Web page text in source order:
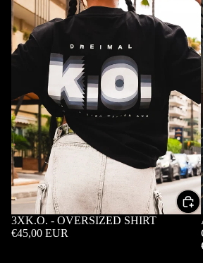
3XK.O. - OVERSIZED SHIRT
€45,00 EUR